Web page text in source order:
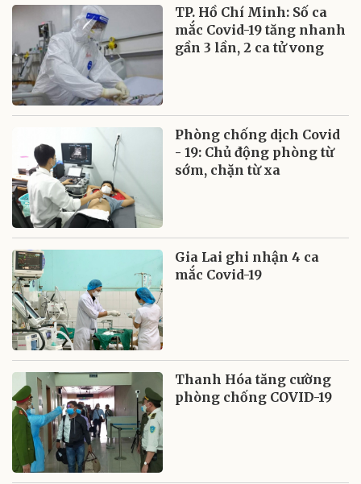
TP. Hồ Chí Minh: Số ca
mắc Covid-19 tăng nhanh
gần 3 lần, 2 ca tử vong
Phòng chống dịch Covid
- 19: Chủ động phòng từ
sớm, chặn từ xa
Gia Lai ghi nhận 4 ca
mắc Covid-19
Thanh Hóa tăng cường
phòng chống COVID-19